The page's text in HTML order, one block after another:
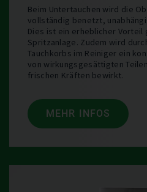
Beim Untertauchen wird die
vollständig benetzt,
Dies ist ein erheblicher Vorteil
Spritzanlage. Zudem wird
Tauchkorbs im Reiniger ein
von wirkungsgesättigten
frischen Kräften bewirkt.
MEHR INFOS